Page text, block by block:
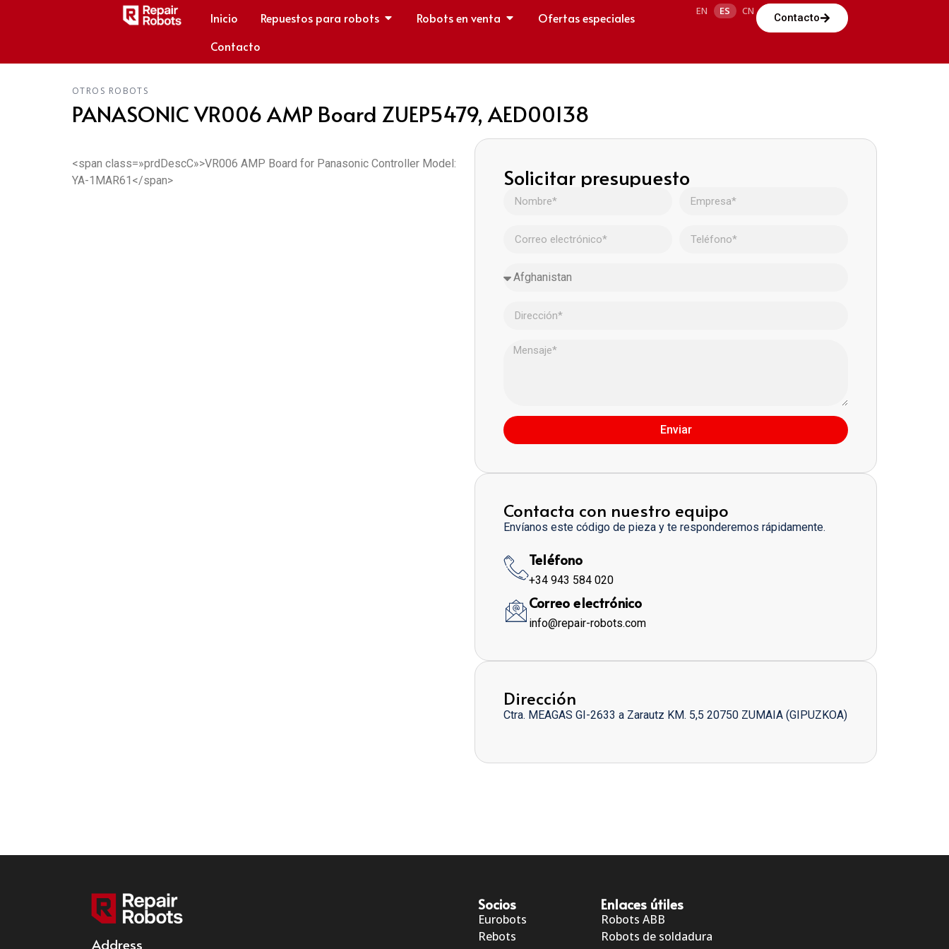
Inicio Repuestos para robots Robots en venta
Ofertas especiales
Contacto
EN ES CN
Contacto
OTROS ROBOTS
PANASONIC VR006 AMP Board ZUEP5479, AED00138
<span class=»prdDescC»>VR006 AMP Board for Panasonic Controller Model:
YA-1MAR61</span>
Solicitar presupuesto
Enviar
Contacta con nuestro equipo
Envíanos este código de pieza y te responderemos rápidamente.
Teléfono
+34 943 584 020
Correo electrónico
info@repair-robots.com
Dirección
Ctra. MEAGAS GI-2633 a Zarautz KM. 5,5 20750 ZUMAIA (GIPUZKOA)
Address
Socios
Eurobots
Rebots
Enlaces útiles
Robots ABB
Robots de soldadura